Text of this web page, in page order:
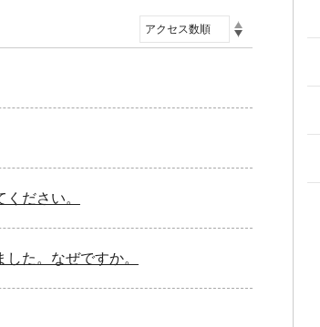
ださい。
た。なぜですか。